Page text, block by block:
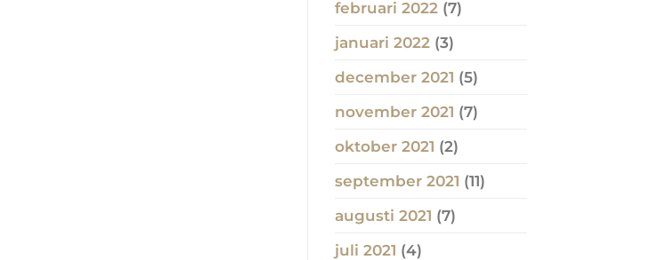
februari 2022(7)
januari 2022(3)
december 2021 (5)
november 2021 (7)
oktober 2021 (2)
september 2021 (11)
augusti 2021 (7)
juli 2021 (4)